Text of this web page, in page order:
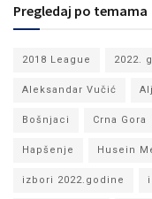
Pregledaj po temama
2018 League 2022.
Aleksandar Vučić
Bošnjaci Crna Gora
Hapšenje Husein
izbori 2022.godine